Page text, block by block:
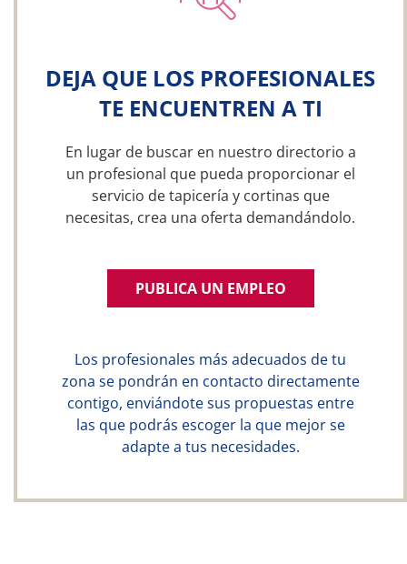
DEJA QUE LOS PROFESIONALES
TE ENCUENTREN A TI
En lugar de buscar en nuestro directorio a
un profesional que pueda proporcionar el
servicio de tapicería y cortinas que
necesitas, crea una oferta demandándolo.
PUBLICA UN EMPLEO
Los profesionales más adecuados de tu
zona se pondrán en contacto directamente
contigo, enviándote sus propuestas entre
las que podrás escoger la que mejor se
adapte a tus necesidades.